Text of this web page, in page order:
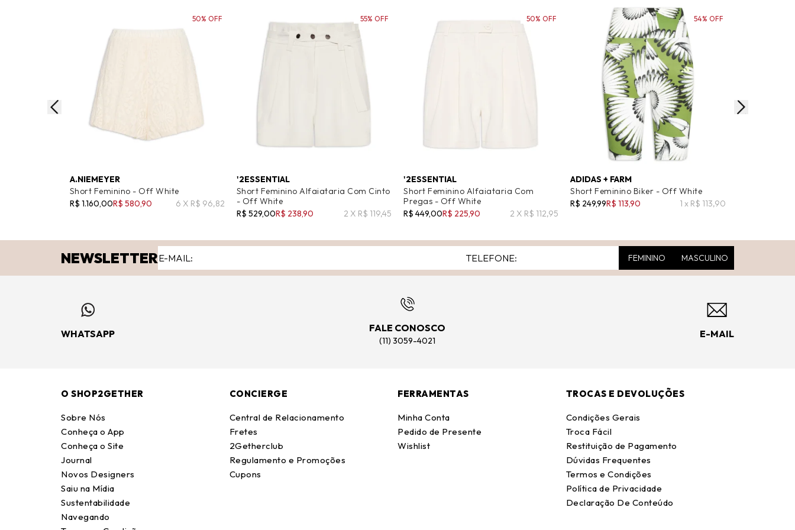
A.NIEMEYER
Short Feminino - Off White
R$ 1.160,00R$ 580,90 6 X R$ 96,82
50% OFF
'2ESSENTIAL
Short Feminino Alfaiataria Com Cinto
- Off White
R$ 529,00R$ 238,90 2 X R$ 119,45
55% OFF
'2ESSENTIAL
Short Feminino Alfaiataria Com
Pregas - Off White
R$ 449,00R$ 225,90 2 X R$ 112,95
50% OFF
ADIDAS + FARM
Short Feminino Biker - Off White
R$ 249,99R$ 113,90 1 x R$ 113,90
54% OFF
NEWSLETTER FEMININO MASCULINO
WHATSAPP
FALE CONOSCO
(11) 3059-4021
E-MAIL
O SHOP2GETHER
Sobre Nós
Conheça o App
Conheça o Site
Journal
Novos Designers
Saiu na Mídia
Sustentabilidade
Navegando
CONCIERGE
Central de Relacionamento
Fretes
2Getherclub
Regulamento e Promoções
Cupons
FERRAMENTAS
Minha Conta
Pedido de Presente
Wishlist
TROCAS E DEVOLUÇÕES
Condições Gerais
Troca Fácil
Restituição de Pagamento
Dúvidas Frequentes
Termos e Condições
Política de Privacidade
Declaração De Conteúdo